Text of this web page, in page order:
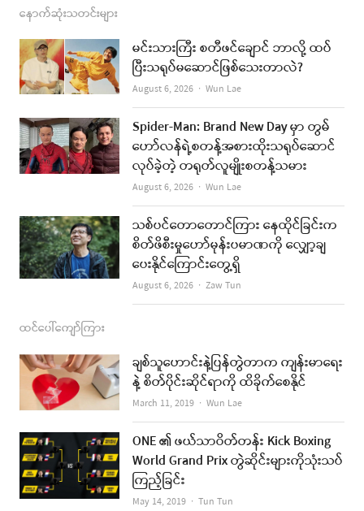
c
e
b
o
o
k
s
t
a
g
r
a
m
s
t
u
b
e
i
l
နောက်ဆုံးသတင်းများ
မင်းသားကြီး စတီဖင်ချောင် ဘာလို့ ထပ်
ပြီးသရုပ်မဆောင်ဖြစ်သေးတာလဲ?
August 6, 2026 Author
Wun Lae
Spider-Man: Brand New Day မှာ တွမ်
ဟော်လန်ရဲ့စတန့်အစားထိုးသရုပ်ဆောင်
လုပ်ခဲ့တဲ့ တရုတ်လူမျိုးစတန့်သမား
August 6, 2026 Author
Wun Lae
သစ်ပင်တောတောင်ကြား နေထိုင်ခြင်းက
စိတ်ဖိစီးမှုဟော်မုန်းပမာဏကို လျှော့ချ
ပေးနိုင်ကြောင်းတွေ့ရှိ
August 6, 2026 Author
Zaw Tun
ထင်ပေါ်ကျော်ကြား
ချစ်သူဟောင်းနဲ့ပြန်တွဲတာက ကျန်းမာရေး
နဲ့ စိတ်ပိုင်းဆိုင်ရာကို ထိခိုက်စေနိုင်
March 11, 2019 Author
Wun Lae
ONE ၏ ဖယ်သာဝိတ်တန်း Kick Boxing
World Grand Prix တွဲဆိုင်းများကိုသုံးသပ်
ကြည့်ခြင်း
May 14, 2019 Author
Tun Tun